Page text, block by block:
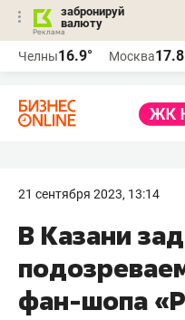
забронируй
валюту
Челны16.9° Москва
21 сентября 2023, 13:14
В Казани
фан-шопа